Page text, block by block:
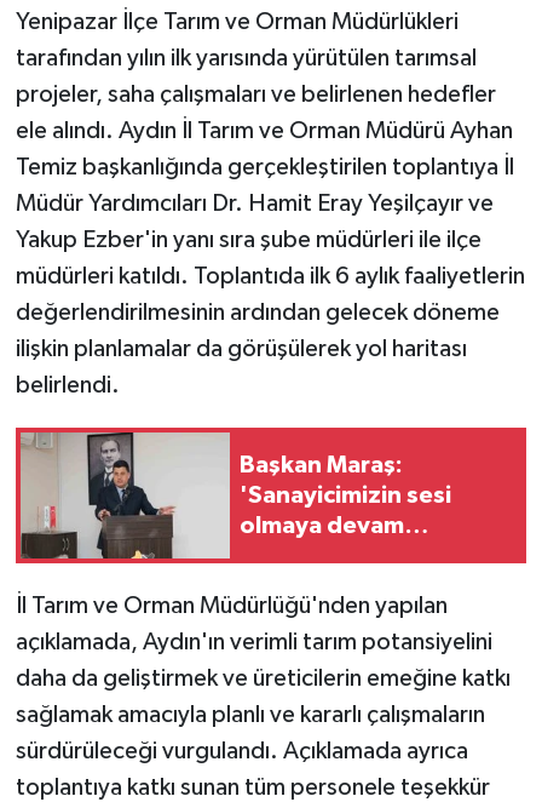
Yenipazar İlçe Tarım ve Orman Müdürlükleri
tarafından yılın ilk yarısında yürütülen tarımsal
projeler, saha çalışmaları ve belirlenen hedefler
ele alındı. Aydın İl Tarım ve Orman Müdürü Ayhan
Temiz başkanlığında gerçekleştirilen toplantıya İl
Müdür Yardımcıları Dr. Hamit Eray Yeşilçayır ve
Yakup Ezber'in yanı sıra şube müdürleri ile ilçe
müdürleri katıldı. Toplantıda ilk 6 aylık faaliyetlerin
değerlendirilmesinin ardından gelecek döneme
ilişkin planlamalar da görüşülerek yol haritası
belirlendi.
Başkan Maraş:
'Sanayicimizin sesi
olmaya devam
İl Tarım ve Orman Müdürlüğü'nden yapılan
açıklamada, Aydın'ın verimli tarım potansiyelini
daha da geliştirmek ve üreticilerin emeğine katkı
sağlamak amacıyla planlı ve kararlı çalışmaların
sürdürüleceği vurgulandı. Açıklamada ayrıca
toplantıya katkı sunan tüm personele teşekkür